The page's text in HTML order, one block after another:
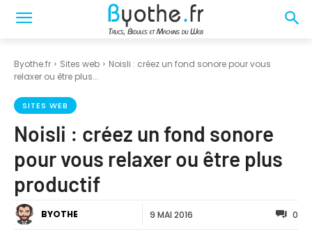
Byothe.fr Sites web
Noisli : créez un fond sonore pour vous
relaxer ou être plus...
SITES WEB
Noisli : créez un fond sonore
pour vous relaxer ou être plus
productif
BYOTHE 9 MAI 2016 0